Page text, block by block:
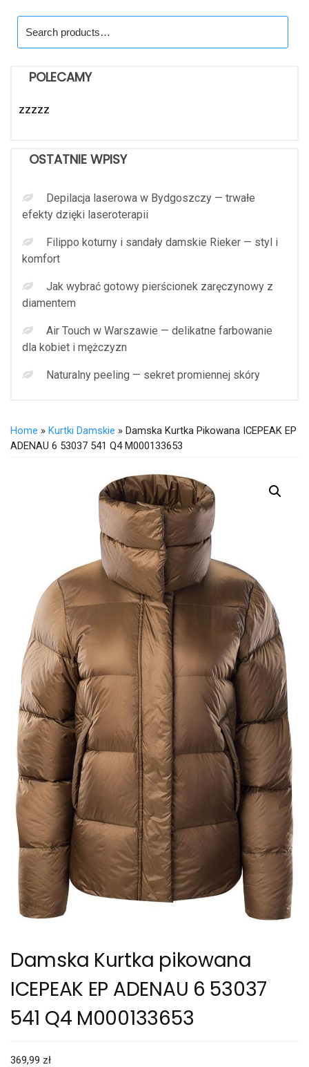
for:
POLECAMY
zzzzz
OSTATNIE WPISY
Depilacja laserowa w Bydgoszczy — trwałe
efekty dzięki laseroterapii
Filippo koturny i sandały damskie Rieker — styl i
komfort
Jak wybrać gotowy pierścionek zaręczynowy z
diamentem
Air Touch w Warszawie — delikatne farbowanie
dla kobiet i mężczyzn
Naturalny peeling — sekret promiennej skóry
Home » Kurtki Damskie » Damska Kurtka Pikowana ICEPEAK EP
ADENAU 6 53037 541 Q4 M000133653
Damska Kurtka pikowana
ICEPEAK EP ADENAU 6 53037
541 Q4 M000133653
369,99 zł